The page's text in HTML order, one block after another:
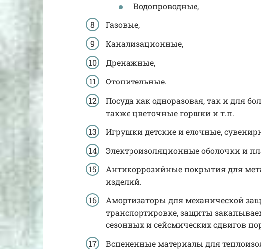
Водопроводные,
Газовые,
Канализационные,
Дренажные,
Отопительные.
Посуда как одноразовая, так и для
также цветочные горшки и т.п.
Игрушки детские и елочные,
Электроизоляционные оболочки и
Антикоррозийные покрытия для
изделий.
Амортизаторы для механической
транспортировке, защиты
сезонных и сейсмических сдвигов
Вспененные материалы для